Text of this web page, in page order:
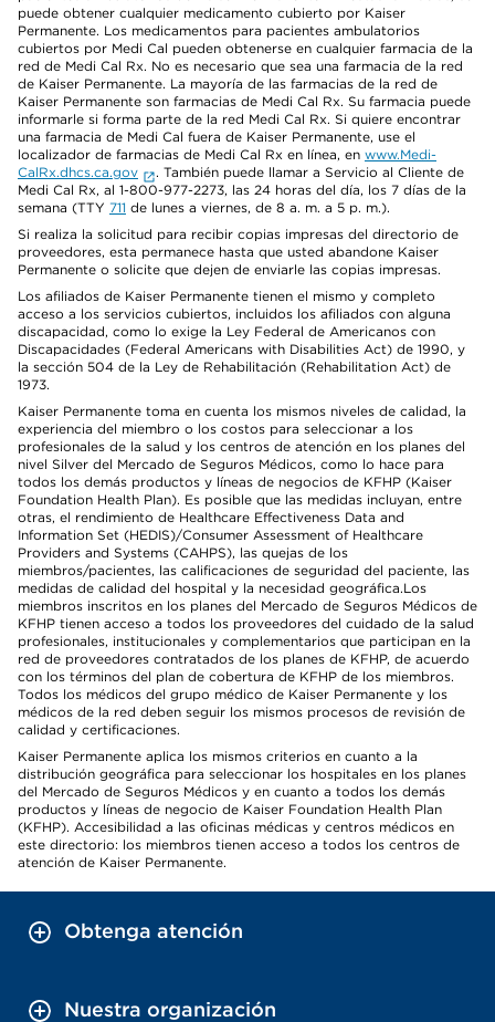
puede obtener cualquier medicamento cubierto por Kaiser
Permanente. Los medicamentos para pacientes ambulatorios
cubiertos por Medi Cal pueden obtenerse en cualquier farmacia de la
red de Medi Cal Rx. No es necesario que sea una farmacia de la red
de Kaiser Permanente. La mayoría de las farmacias de la red de
Kaiser Permanente son farmacias de Medi Cal Rx. Su farmacia puede
informarle si forma parte de la red Medi Cal Rx. Si quiere encontrar
una farmacia de Medi Cal fuera de Kaiser Permanente, use el
localizador de farmacias de Medi Cal Rx en línea, en www.Medi-
CalRx.dhcs.ca.gov
. También puede llamar a Servicio al Cliente de
Medi Cal Rx, al 1-800-977-2273, las 24 horas del día, los 7 días de la
semana (TTY 711 de lunes a viernes, de 8 a. m. a 5 p. m.).
Si realiza la solicitud para recibir copias impresas del directorio de
proveedores, esta permanece hasta que usted abandone Kaiser
Permanente o solicite que dejen de enviarle las copias impresas.
Los afiliados de Kaiser Permanente tienen el mismo y completo
acceso a los servicios cubiertos, incluidos los afiliados con alguna
discapacidad, como lo exige la Ley Federal de Americanos con
Discapacidades (Federal Americans with Disabilities Act) de 1990, y
la sección 504 de la Ley de Rehabilitación (Rehabilitation Act) de
1973.
Kaiser Permanente toma en cuenta los mismos niveles de calidad, la
experiencia del miembro o los costos para seleccionar a los
profesionales de la salud y los centros de atención en los planes del
nivel Silver del Mercado de Seguros Médicos, como lo hace para
todos los demás productos y líneas de negocios de KFHP (Kaiser
Foundation Health Plan). Es posible que las medidas incluyan, entre
otras, el rendimiento de Healthcare Effectiveness Data and
Information Set (HEDIS)/Consumer Assessment of Healthcare
Providers and Systems (CAHPS), las quejas de los
miembros/pacientes, las calificaciones de seguridad del paciente, las
medidas de calidad del hospital y la necesidad geográfica.Los
miembros inscritos en los planes del Mercado de Seguros Médicos de
KFHP tienen acceso a todos los proveedores del cuidado de la salud
profesionales, institucionales y complementarios que participan en la
red de proveedores contratados de los planes de KFHP, de acuerdo
con los términos del plan de cobertura de KFHP de los miembros.
Todos los médicos del grupo médico de Kaiser Permanente y los
médicos de la red deben seguir los mismos procesos de revisión de
calidad y certificaciones.
Kaiser Permanente aplica los mismos criterios en cuanto a la
distribución geográfica para seleccionar los hospitales en los planes
del Mercado de Seguros Médicos y en cuanto a todos los demás
productos y líneas de negocio de Kaiser Foundation Health Plan
(KFHP). Accesibilidad a las oficinas médicas y centros médicos en
este directorio: los miembros tienen acceso a todos los centros de
atención de Kaiser Permanente.
Obtenga atención
Nuestra organización